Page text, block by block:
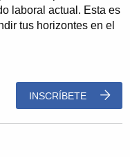
laboral actual. Esta es
tus horizontes en el
INSCRÍBETE